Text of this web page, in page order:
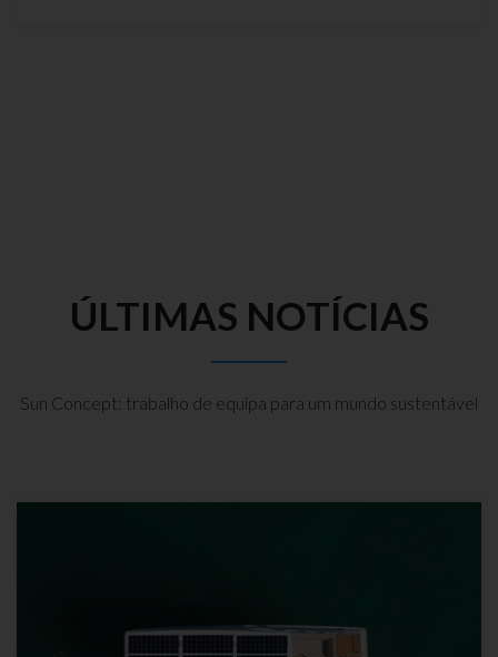
ÚLTIMAS NOTÍCIAS
Sun Concept: trabalho de equipa para um mundo sustentável